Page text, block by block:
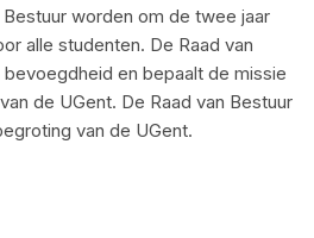
worden om de twee jaar
alle studenten. De Raad van
en bepaalt de missie
de UGent. De Raad van Bestuur
van de UGent.